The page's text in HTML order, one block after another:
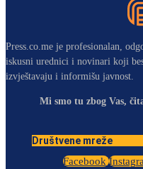
Press.co.me je profesionalan,
iskusni urednici i novinari koji
izvještavaju i informišu javnost.
Mi smo tu zbog Vas,
Društvene mreže
Facebook